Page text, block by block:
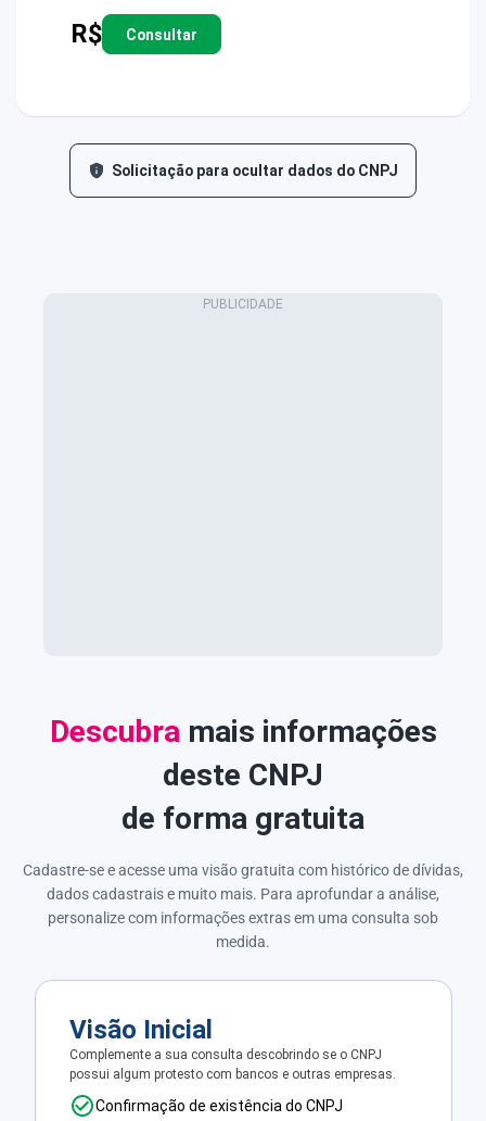
R$ Consultar
Solicitação para ocultar dados do CNPJ
Descubra mais informações
deste CNPJ
de forma gratuita
Cadastre-se e acesse uma visão gratuita com histórico de dívidas,
dados cadastrais e muito mais. Para aprofundar a análise,
personalize com informações extras em uma consulta sob
medida.
Visão Inicial
Complemente a sua consulta descobrindo se o CNPJ
possui algum protesto com bancos e outras empresas.
Confirmação de existência do CNPJ